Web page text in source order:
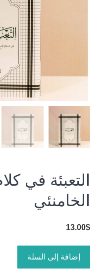
التعبئة في
الخامنئي
13.00$
إضافة إلى السلة